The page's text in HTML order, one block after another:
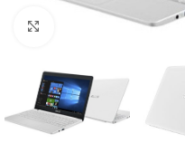
Click to enlarge